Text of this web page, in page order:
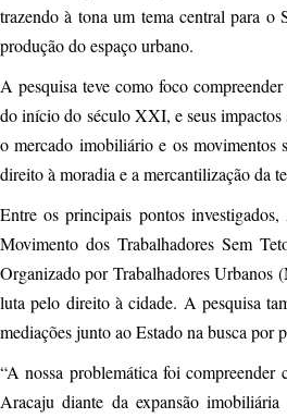
trazendo à tona um tema central para o
produção do espaço urbano.
A pesquisa teve como foco
do início do século XXI, e seus impactos
o mercado imobiliário e os movimentos
direito à moradia e a mercantilização da
Entre os principais pontos
Movimento dos Trabalhadores Sem
Organizado por Trabalhadores Urbanos
luta pelo direito à cidade. A pesquisa
mediações junto ao Estado na busca por
“A nossa problemática foi
Aracaju diante da expansão